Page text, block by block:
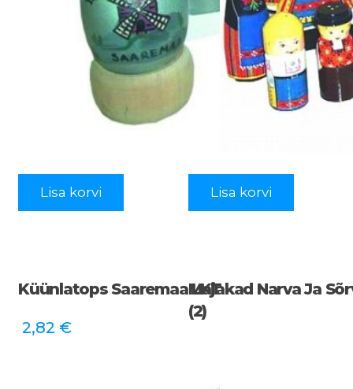
Lisa korvi Lisa korvi
Küünlatops Saaremaa LKT
2,82 €
Majakad Narva Ja
(2)